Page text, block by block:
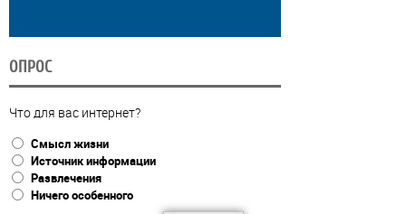
ОПРОС
Что для вас интернет?
Смысл жизни
Источник информации
Развлечения
Ничего особенного